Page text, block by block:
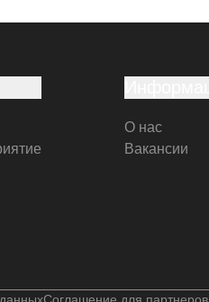
О нас
Вакансии